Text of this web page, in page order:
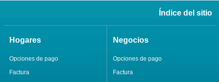
Índice del sitio
Hogares
Opciones de pago
Factura
Negocios
Opciones de pago
Factura